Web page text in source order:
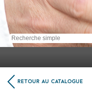
RETOUR AU CATALOGUE